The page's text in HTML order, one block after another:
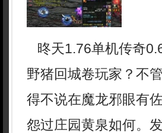
昸天1.76单机传奇
野猪回城卷玩家？不
得不说在魔龙邪眼有
怨过庄园黄泉如何。